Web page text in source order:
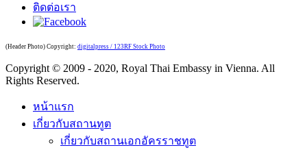
ติดต่อเรา
(Header Photo) Copyright: digitalpress / 123RF Stock Photo
Copyright © 2009 - 2020, Royal Thai Embassy in Vienna. All
Rights Reserved.
หน้าแรก
เกี่ยวกับสถานทูต
เกี่ยวกับสถานเอกอัครราชทูต